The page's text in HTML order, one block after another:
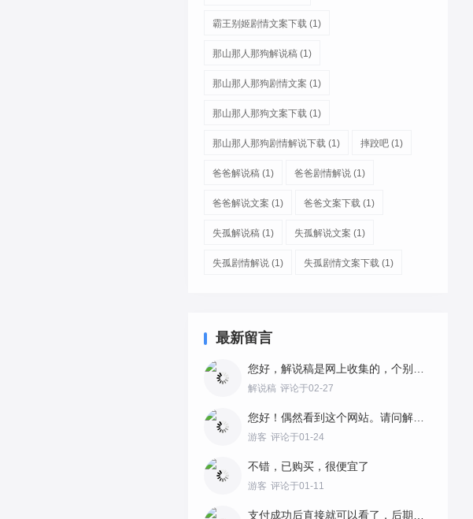
霸王别姬剧情文案下载 (1)
那山那人那狗解说稿 (1)
那山那人那狗剧情文案 (1)
那山那人那狗文案下载 (1)
那山那人那狗剧情解说下载 (1) 摔跤吧 (1)
爸爸解说稿 (1) 爸爸剧情解说 (1)
爸爸解说文案 (1) 爸爸文案下载 (1)
失孤解说稿 (1) 失孤解说文案 (1)
失孤剧情解说 (1) 失孤剧情文案下载 (1)
最新留言
您好，解说稿是网上收集的，个别语句做了梳理。故事剧情都是完整的，在内容上加上自己的解说风格最好。
解说稿 评论于02-27
您好！偶然看到这个网站。请问解说稿是不是这里自创的，使用有没有版权问题？如何购买？
游客 评论于01-24
不错，已购买，很便宜了
游客 评论于01-11
支付成功后直接就可以看了，后期也可以点购买查询